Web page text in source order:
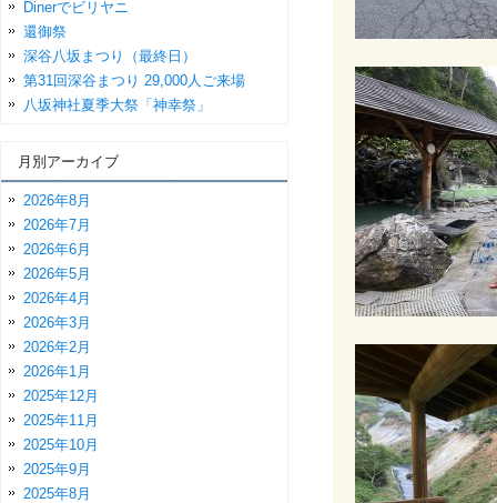
Dinerでビリヤニ
還御祭
深谷八坂まつり（最終日）
第31回深谷まつり 29,000人ご来場
八坂神社夏季大祭「神幸祭」
月別アーカイブ
2026年8月
2026年7月
2026年6月
2026年5月
2026年4月
2026年3月
2026年2月
2026年1月
2025年12月
2025年11月
2025年10月
2025年9月
2025年8月